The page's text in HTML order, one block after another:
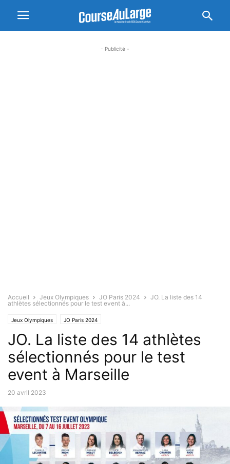
- Publicité -
Accueil Jeux Olympiques JO Paris 2024
JO. La liste des 14
athlètes sélectionnés pour le test event à...
Jeux Olympiques JO Paris 2024
JO. La liste des 14 athlètes
sélectionnés pour le test
event à Marseille
20 avril 2023